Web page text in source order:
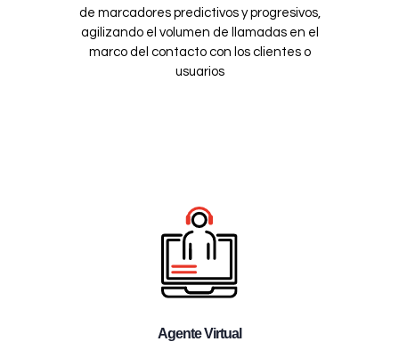
de marcadores predictivos y progresivos,
agilizando el volumen de llamadas en el
marco del contacto con los clientes o
usuarios
Agente Virtual